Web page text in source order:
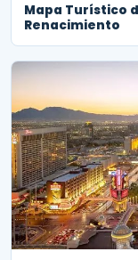
Mapa Turístico
Renacimiento